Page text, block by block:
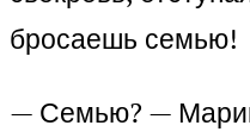
бросаешь семью!
— Семью? —